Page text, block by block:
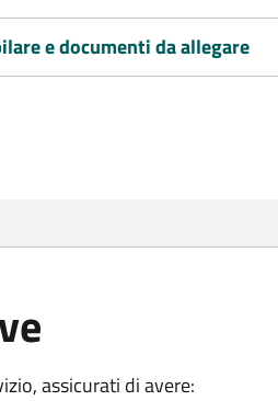
e documenti da allegare
assicurati di avere: